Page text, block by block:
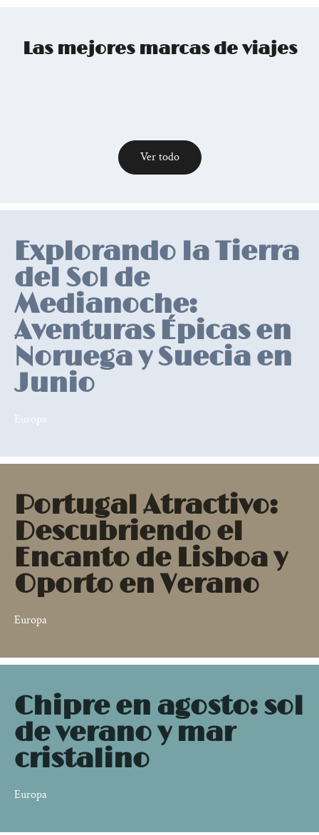
Las mejores marcas de viajes
Ver todo
Relevant
posts
Europa
Explorando la Tierra
del Sol de
Medianoche:
Aventuras Épicas en
Noruega y Suecia en
Junio
Europa
Portugal Atractivo:
Descubriendo el
Encanto de Lisboa y
Oporto en Verano
Europa
Chipre en agosto: sol
de verano y mar
cristalino